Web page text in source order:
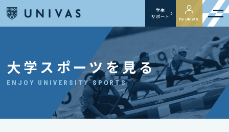
学生
サポート
My UNIVAS
大学スポーツを見る
ENJOY UNIVERSITY SPORTS